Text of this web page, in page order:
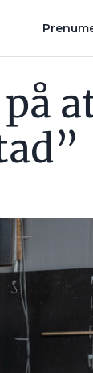
LÖSA